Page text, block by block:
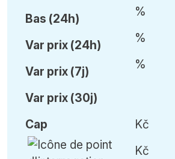
Bas (24h)
Var prix (24h)
Var prix (7j)
Var prix (30j)
%
%
%
Cap
Kč
Kč